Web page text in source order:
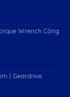
Wrench Công
| Geardrive